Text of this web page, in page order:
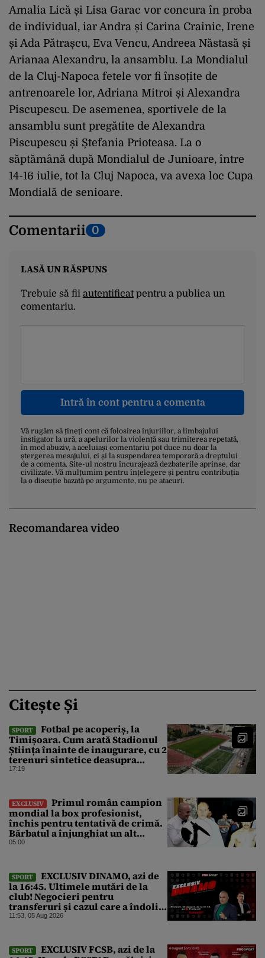
Amalia Lică și Lisa Garac vor concura în proba
de individual, iar Andra și Carina Crainic, Irene
și Ada Pătrașcu, Eva Vencu, Andreea Năstasă și
Arianaa Alexandru, la ansamblu. La Mondialul
de la Cluj-Napoca fetele vor fi însoțite de
antrenoarele lor, Adriana Mitroi și Alexandra
Piscupescu. De asemenea, sportivele de la
ansamblu sunt pregătite de Alexandra
Piscupescu și Ștefania Prioteasa. La o
săptămână după Mondialul de Junioare, între
14-16 iulie, tot la Cluj Napoca, va avexa loc Cupa
Mondială de senioare.
Comentarii 0
LASĂ UN RĂSPUNS
Trebuie să fii autentificatpentru a publica un
comentariu.
Intră în cont pentru a comenta
Vă rugăm să țineți cont că folosirea injuriilor, a limbajului
instigator la ură, a apelurilor la violență sau trimiterea repetată,
în mod abuziv, a aceluiași comentariu pot duce nu doar la
ștergerea mesajului, ci și la suspendarea temporară a dreptului
de a comenta. Site-ul nostru încurajează dezbaterile aprinse, dar
civilizate. Vă mulțumim pentru înțelegere și pentru contribuția
la o discuție bazată pe argumente, nu pe atacuri.
Recomandarea video
Citește Și
SPORT
Fotbal pe acoperiș, la
Timișoara. Cum arată Stadionul
Știința înainte de inaugurare, cu 2
terenuri sintetice deasupra
tribunei
17:19
EXCLUSIV
Primul român campion
mondial la box profesionist,
închis pentru tentativă de crimă.
Bărbatul a înjunghiat un alt
interlop periculos
05:00
SPORT
EXCLUSIV DINAMO, azi de
la 16:45. Ultimele mutări de la
club! Negocieri pentru
transferuri și cazul care a îndoliat
Dinamo
11:53, 05 Aug 2026
SPORT
EXCLUSIV FCSB, azi de la